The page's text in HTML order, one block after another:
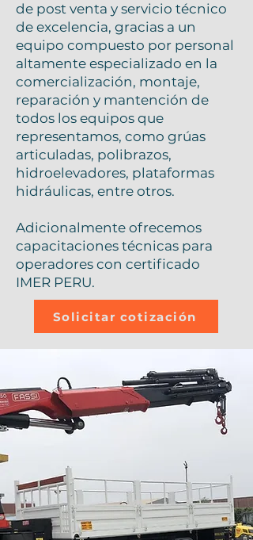
de post venta y servicio técnico
de excelencia, gracias a un
equipo compuesto por personal
altamente especializado en la
comercialización, montaje,
reparación y mantención de
todos los equipos que
representamos, como grúas
articuladas, polibrazos,
hidroelevadores, plataformas
hidráulicas, entre otros.
Adicionalmente ofrecemos
capacitaciones técnicas para
operadores con certificado
IMER PERU.
Solicitar cotización